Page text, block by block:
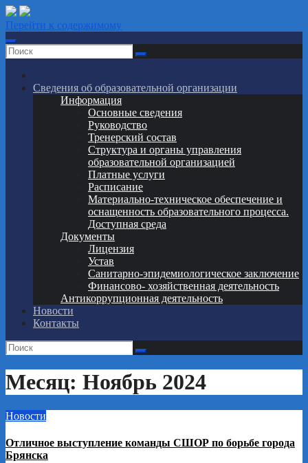
Перейти к содержимому
СШОР по Борьбе
Сведения об образовательной организации
Информация
Основные сведения
Руководство
Тренерский состав
Структура и органы управления
образовательной организацией
Платные услуги
Расписание
Материально-техническое обеспечение и
оснащенность образовательного процесса.
Доступная среда
Документы
Лицензия
Устав
Санитарно-эпидемиологическое заключение
Финансово- хозяйственная деятельность
Антикоррупционная деятельность
Новости
Контакты
Месяц: Ноябрь 2024
Новости
Отличное выступление команды СШОР по борьбе города
Брянска